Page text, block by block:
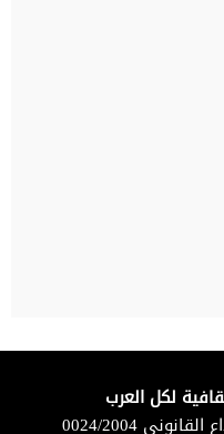
لكل العرب
ملف الصحافة 02/2018 – الإيداع القانوني 0024/2004